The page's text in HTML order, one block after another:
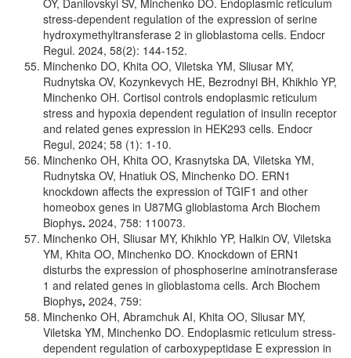
OY, Danilovskyi SV, Minchenko DO. Endoplasmic reticulum
stress-dependent regulation of the expression of serine
hydroxymethyltransferase 2 in glioblastoma cells. Endocr
Regul. 2024, 58(2): 144-152.
Minchenko DO, Khita OO, Viletska YM, Sliusar MY,
Rudnytska OV, Kozynkevych HE, Bezrodnyi BH, Khikhlo YP,
Minchenko OH. Cortisol controls endoplasmic reticulum
stress and hypoxia dependent regulation of insulin receptor
and related genes expression in HEK293 cells. Endocr
Regul, 2024; 58 (1): 1-10.
Minchenko OH, Khita OO, Krasnytska DA, Viletska YM,
Rudnytska OV, Hnatiuk OS, Minchenko DO. ERN1
knockdown affects the expression of TGIF1 and other
homeobox genes in U87MG glioblastoma Arch Biochem
Biophys. 2024, 758: 110073.
Minchenko OH, Sliusar MY, Khikhlo YP, Halkin OV, Viletska
YM, Khita OO, Minchenko DO. Knockdown of ERN1
disturbs the expression of phosphoserine aminotransferase
1 and related genes in glioblastoma cells. Arch Biochem
Biophys, 2024, 759:
Minchenko OH, Abramchuk AI, Khita OO, Sliusar MY,
Viletska YM, Minchenko DO. Endoplasmic reticulum stress-
dependent regulation of carboxypeptidase E expression in